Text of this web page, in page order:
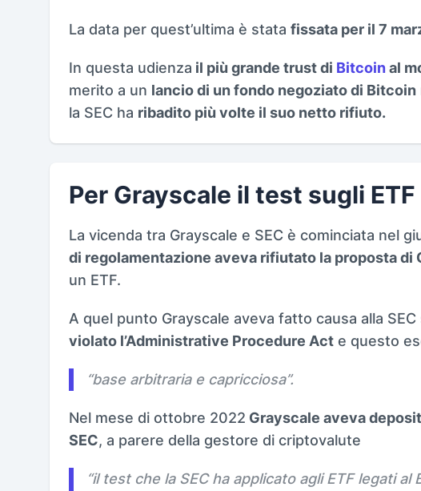
La data per quest’ultima è stata fissata per il 7
In questa udienza il più grande trust di Bitcoinal
merito a un lancio di un fondo negoziato di Bitcoin
la SEC ha ribadito più volte il suo netto rifiuto.
Per Grayscale il test sugli
La vicenda tra Grayscale e SEC è cominciata nel
di regolamentazione aveva rifiutato la proposta di
un ETF.
A quel punto Grayscale aveva fatto causa alla
violato l’Administrative Procedure Act e questo
“base arbitraria e capricciosa”.
Nel mese di ottobre 2022 Grayscale aveva
SEC, a parere della gestore di criptovalute
“il test che la SEC ha applicato agli ETF legati